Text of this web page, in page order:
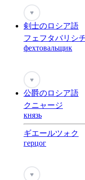
♥
剣士のロシア語
フェフタバリシ
фехтовальщик
♥
公爵のロシア語
クニャージ
князь
ギエールツォク
герцог
♥